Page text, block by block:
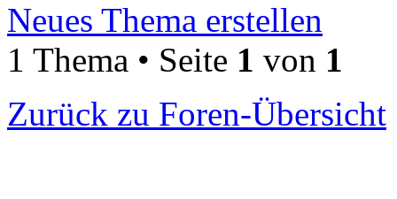
Neues Thema erstellen
1 Thema • Seite 1 von 1
Zurück zu Foren-Übersicht